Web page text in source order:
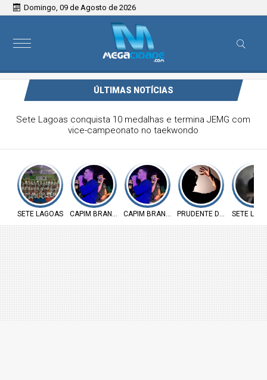
Domingo, 09 de Agosto de 2026
ÚLTIMAS NOTÍCIAS
Victor & Bruno são destaque no ForróCap em Capim
Branco
SETE LAGOAS CAPIM BRANCO CAPIM BRANCO PRUDENTE DE MORAIS
SETE